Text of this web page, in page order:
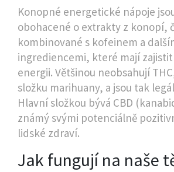
Konopné energetické nápoje
obohacené o extrakty z konopí,
kombinované s kofeinem a
ingrediencemi, které mají
energii. Většinou neobsahují
složku marihuany, a jsou tak
Hlavní složkou bývá CBD
známý svými potenciálně
lidské zdraví.
Jak fungují na naše